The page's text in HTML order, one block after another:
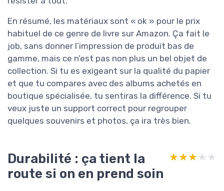
En résumé, les matériaux sont « ok » pour le prix
habituel de ce genre de livre sur Amazon. Ça fait le
job, sans donner l’impression de produit bas de
gamme, mais ce n’est pas non plus un bel objet de
collection. Si tu es exigeant sur la qualité du papier
et que tu compares avec des albums achetés en
boutique spécialisée, tu sentiras la différence. Si tu
veux juste un support correct pour regrouper
quelques souvenirs et photos, ça ira très bien.
Durabilité : ça tient la
route si on en prend soin
★★★★★
★★★★★